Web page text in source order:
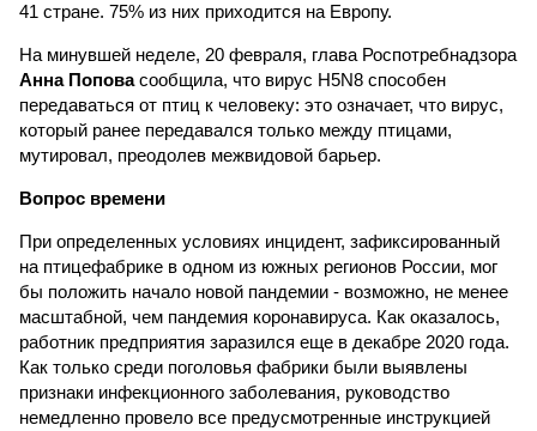
41 стране. 75% из них приходится на Европу.
На минувшей неделе, 20 февраля, глава Роспотребнадзора
Анна Поповасообщила, что вирус H5N8 способен
передаваться от птиц к человеку: это означает, что вирус,
который ранее передавался только между птицами,
мутировал, преодолев межвидовой барьер.
Вопрос времени
При определенных условиях инцидент, зафиксированный
на птицефабрике в одном из южных регионов России, мог
бы положить начало новой пандемии - возможно, не менее
масштабной, чем пандемия коронавируса. Как оказалось,
работник предприятия заразился еще в декабре 2020 года.
Как только среди поголовья фабрики были выявлены
признаки инфекционного заболевания, руководство
немедленно провело все предусмотренные инструкцией